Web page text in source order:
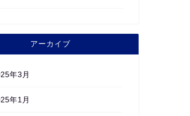
アーカイブ
年3月
年1月